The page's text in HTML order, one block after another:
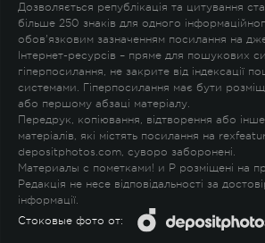
Дозволяється републікація та цитування
більше 250 знаків для одного
обов'язковим зазначенням посилання на
Інтернет-ресурсів – пряме для пошукових
гіперпосилання, не закрите від індексації
системами. Гіперпосилання має бути
або першому абзаці матеріалу.
Передрук, копіювання, відтворення або
матеріалів, які містять посилання на
depositphotos.com, суворо заборонені.
Материалы с пометками! и P розміщені на
Редакція не несе відповідальності за
інформації.
Стоковые фото от: